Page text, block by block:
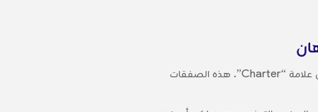
، استخدم فلتر نوع التذكرة”، واختر “Charter” لعرض الصفقات التي تحمل علامة “Charter”. هذه الصفقات